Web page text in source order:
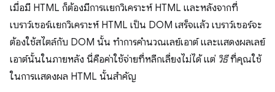
เมื่อมี HTML ก็ต้องมีการแยกวิเคราะห์ HTML และหลังจากที่
เบราว์เซอร์แยกวิเคราะห์ HTML เป็น DOM เสร็จแล้ว เบราว์เซอร์จะ
ต้องใช้สไตล์กับ DOM นั้น ทำการคำนวณเลย์เอาต์ และแสดงผลเลย์
เอาต์นั้นในภายหลัง นี่คือค่าใช้จ่ายที่หลีกเลี่ยงไม่ได้ แต่ วิธีที่คุณใช้
ในการแสดงผล HTML นั้นสำคัญ